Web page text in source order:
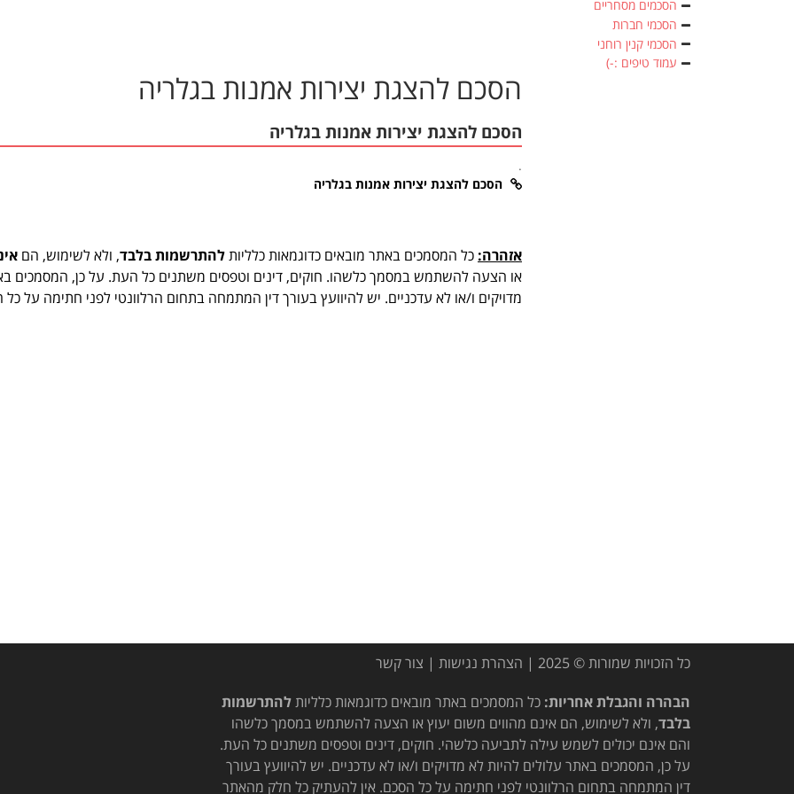
הסכם להצגת יצירות אמנות בגלריה
הסכם להצגת יצירות אמנות בגלריה
.
הסכם להצגת יצירות אמנות בגלריה
אזהרה: כל המסמכים באתר מובאים כדוגמאות כלליותלהתרשמות בלבד, ולא לשימוש, הם
או הצעה להשתמש במסמך כלשהו. חוקים, דינים וטפסים משתנים כל העת. על כן, המסמכים
מדויקים ו/או לא עדכניים. יש להיוועץ בעורך דין המתמחה בתחום הרלוונטי לפני חתימה על
הסכמים מסחריים
הסכמי חברות
הסכמי קנין רוחני
עמוד טיפים :-)
כל הזכויות שמורות © 2025 | הצהרת נגישות | צור קשר
הבהרה והגבלת אחריות: כל המסמכים באתר מובאים כדוגמאות כלליותלהתרשמות
בלבד, ולא לשימוש, הם אינם מהווים משום יעוץ או הצעה להשתמש במסמך כלשהו
והם אינם יכולים לשמש עילה לתביעה כלשהי. חוקים, דינים וטפסים משתנים כל העת.
על כן, המסמכים באתר עלולים להיות לא מדויקים ו/או לא עדכניים. יש להיוועץ בעורך
דין המתמחה בתחום הרלוונטי לפני חתימה על כל הסכם. אין להעתיק כל חלק מהאתר